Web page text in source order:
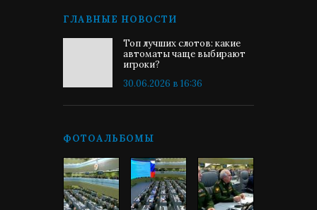
ГЛАВНЫЕ НОВОСТИ
Топ лучших слотов: какие
автоматы чаще выбирают
игроки?
30.06.2026 в 16:36
ФОТОАЛЬБОМЫ